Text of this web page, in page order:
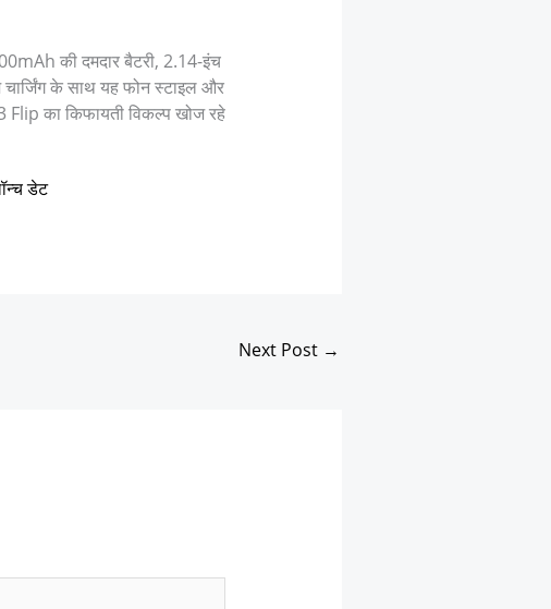
की दमदार बैटरी, 2.14-इंच
के साथ यह फोन स्टाइल और
का किफायती विकल्प खोज रहे
डेट
Next Post →